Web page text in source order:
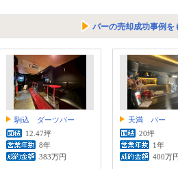
バーの売却成功事例を
駒込 ダーツバー
12.47坪
8年
383万円
天満 バー
20坪
1年
400万